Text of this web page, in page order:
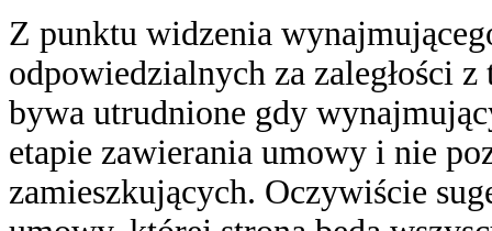
Z punktu widzenia
odpowiedzialnych za zaległości
bywa utrudnione gdy
etapie zawierania umowy i nie
zamieszkujących. Oczywiście